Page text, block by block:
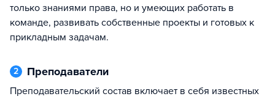
только знаниями права, но и умеющих работать в
команде, развивать собственные проекты и готовых к
прикладным задачам.
2 Преподаватели
Преподавательский состав включает в себя известных